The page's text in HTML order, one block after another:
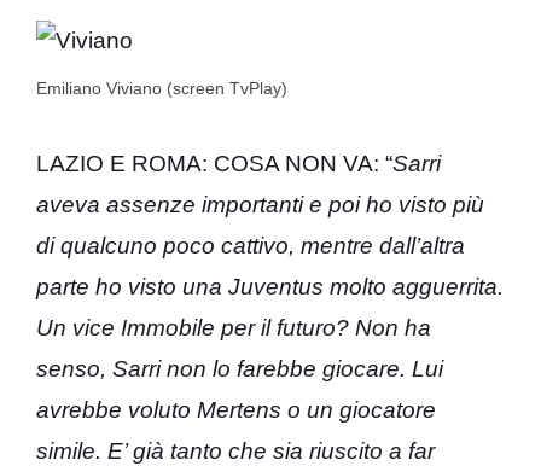
Emiliano Viviano (screen TvPlay)
LAZIO E ROMA: COSA NON VA: “Sarri
aveva assenze importanti e poi ho visto più
di qualcuno poco cattivo, mentre dall’altra
parte ho visto una Juventus molto agguerrita.
Un vice Immobile per il futuro? Non ha
senso, Sarri non lo farebbe giocare. Lui
avrebbe voluto Mertens o un giocatore
simile. E’ già tanto che sia riuscito a far